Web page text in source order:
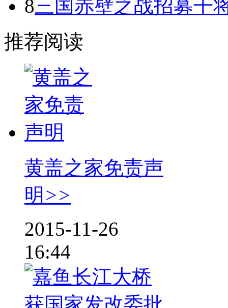
8三国赤壁之战招募干
推荐阅读
黄盖之家免责声
明 >>
2015-11-26
16:44